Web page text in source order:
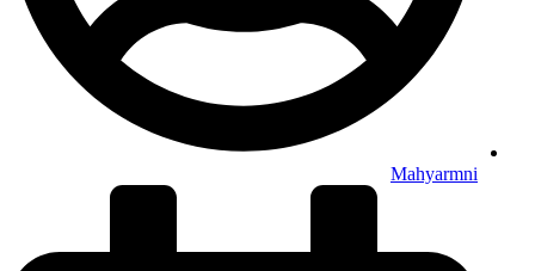
Mahyarmni